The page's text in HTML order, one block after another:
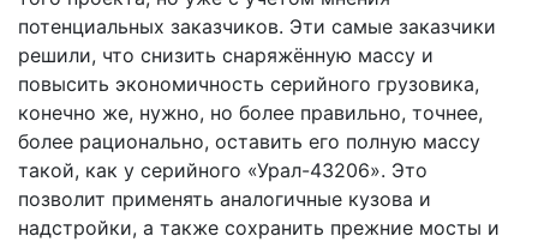
потенциальных заказчиков. Эти самые заказчики
решили, что снизить снаряжённую массу и
повысить экономичность серийного грузовика,
конечно же, нужно, но более правильно, точнее,
более рационально, оставить его полную массу
такой, как у серийного «Урал-43206». Это
позволит применять аналогичные кузова и
надстройки, а также сохранить прежние мосты и